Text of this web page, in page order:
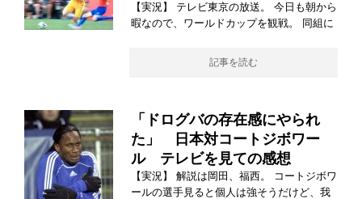
【実況】 テレビ東京の放送。 今日も朝から
暇なので、ワールドカップを観戦。 同組に
記事を読む
「ドログバの存在感にやられ
た」 日本対コートジボワー
ル テレビを見ての感想
【実況】 解説は岡田、福西。 コートジボワ
ールの選手見ると個人は強そうだけど、我